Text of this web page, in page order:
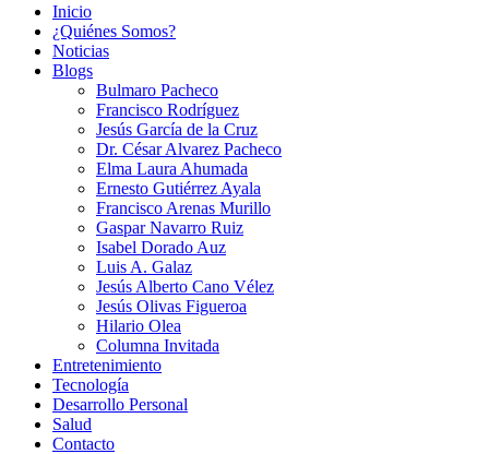
Inicio
¿Quiénes Somos?
Noticias
Blogs
Bulmaro Pacheco
Francisco Rodríguez
Jesús García de la Cruz
Dr. César Alvarez Pacheco
Elma Laura Ahumada
Ernesto Gutiérrez Ayala
Francisco Arenas Murillo
Gaspar Navarro Ruiz
Isabel Dorado Auz
Luis A. Galaz
Jesús Alberto Cano Vélez
Jesús Olivas Figueroa
Hilario Olea
Columna Invitada
Entretenimiento
Tecnología
Desarrollo Personal
Salud
Contacto